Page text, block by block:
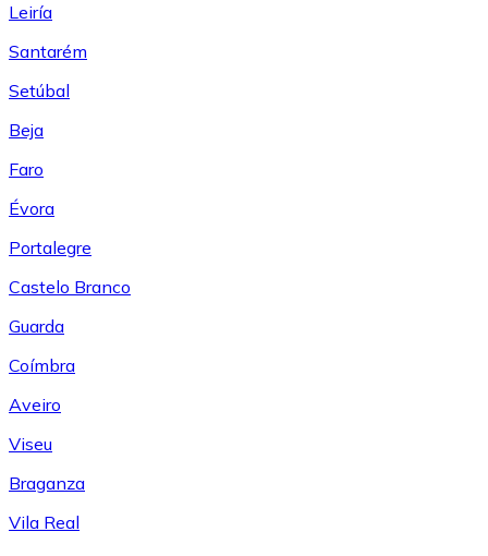
Leiría
Santarém
Setúbal
Beja
Faro
Évora
Portalegre
Castelo Branco
Guarda
Coímbra
Aveiro
Viseu
Braganza
Vila Real